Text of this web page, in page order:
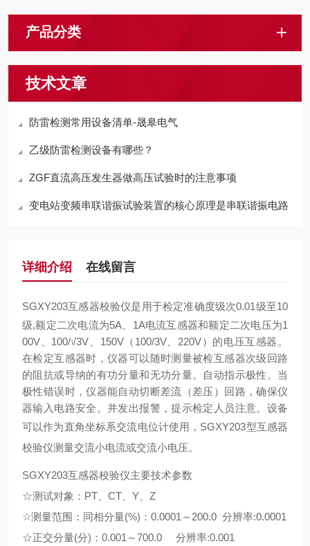
产品分类
技术文章
防雷检测常用设备清单-晟皋电气
乙级防雷检测设备有哪些？
ZGF直流高压发生器做高压试验时的注意事项
变电站变频串联谐振试验装置的核心原理是串联谐振电路
详细介绍 在线留言
SGXY203互感器校验仪是用于检定准确度级次0.01级至10
级,额定二次电流为5A、1A电流互感器和额定二次电压为1
00V、100/√3V、150V（100/3V、220V）的电压互感器。
在检定互感器时，仪器可以随时测量被检互感器次级回路
的阻抗或导纳的有功分量和无功分量。自动指示极性。当
极性错误时，仪器能自动切断差流（差压）回路，确保仪
器输入电路安全。并发出报警，提示检定人员注意。设备
可以作为直角坐标系交流电位计使用， SGXY203型互感器
校验仪测量交流小电流或交流小电压。
SGXY203互感器校验仪主要技术参数
☆测试对象：PT、CT、Y、Z
☆测量范围：同相分量(%)：0.0001～200.0 分辨率:0.0001
☆正交分量(分)：0.001～700.0 分辨率:0.001